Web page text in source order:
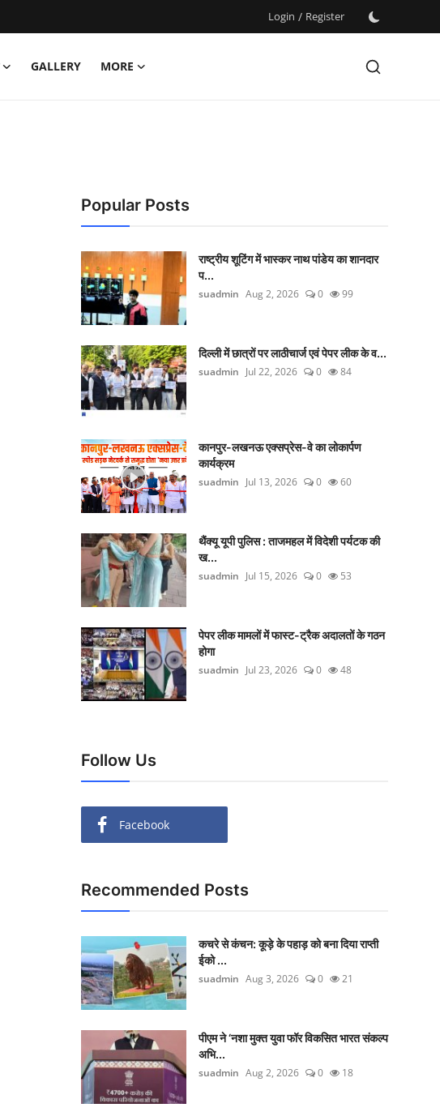
Login / Register
GALLERY
MORE
Popular Posts
राष्ट्रीय शूटिंग में भास्कर नाथ पांडेय का शानदार
प...
suadmin Aug 2, 2026 0 99
दिल्ली में छात्रों पर लाठीचार्ज एवं पेपर लीक के व...
suadmin Jul 22, 2026 0 84
कानपुर-लखनऊ एक्सप्रेस-वे का लोकार्पण
कार्यक्रम
suadmin Jul 13, 2026 0 60
थैंक्यू यूपी पुलिस : ताजमहल में विदेशी पर्यटक की
ख...
suadmin Jul 15, 2026 0 53
पेपर लीक मामलों में फास्ट-ट्रैक अदालतों के गठन
होगा
suadmin Jul 23, 2026 0 48
Follow Us
Facebook
Recommended Posts
कचरे से कंचन: कूड़े के पहाड़ को बना दिया राप्ती
ईको ...
suadmin Aug 3, 2026 0 21
पीएम ने ‘नशा मुक्त युवा फॉर विकसित भारत संकल्प
अभि...
suadmin Aug 2, 2026 0 18